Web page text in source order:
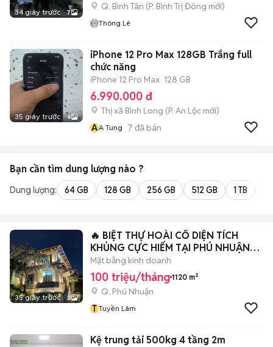
34 giây trước 7
Q. Bình Tân (P. Bình Trị Đông mới)
Thông Lê
35 giây trước 4
iPhone 12 Pro Max 128GB Trắng full
chức năng
iPhone 12 Pro Max 128 GB
6.990.000 đ
Thị xã Bình Long (P. An Lộc mới)
AA Tung 7 đã bán
Bạn cần tìm dung lượng nào ?
Dung lượng: 64 GB 128 GB 256 GB 512 GB 1 TB
35 giây trước 3
🔥 BIỆT THỰ HOÀI CỔ DIỆN TÍCH
KHỦNG CỰC HIẾM TẠI PHÚ NHUẬN
SD ~ 1120M
Mặt bằng kinh doanh
100 triệu/tháng 1120 m²
Q. Phú Nhuận
T Tuyền Lâm
Kệ trung tải 500kg 4 tầng 2m